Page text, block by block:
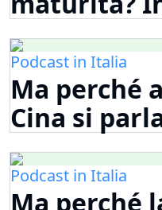
Podcast in Italia
Ma perché
Cina si
Podcast in Italia
Ma perché